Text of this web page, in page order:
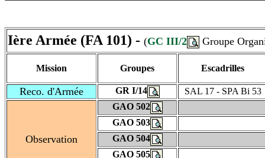
Ière Armée (FA 101) - (GC III/2 Groupe
Mission Groupes Escadrilles
Reco. d'Armée GR I/14 SAL 17 - SPA Bi 53
Observation
GAO 502
GAO 503
GAO 504
GAO 505